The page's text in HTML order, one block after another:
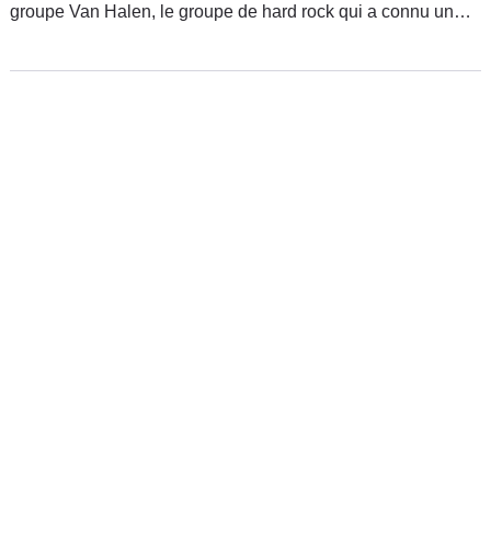
groupe Van Halen, le groupe de hard rock qui a connu un
on ne connaît